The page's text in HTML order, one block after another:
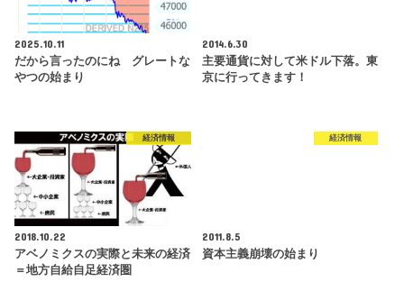
2025.10.11
だから言ったのにね グレートな
やつの始まり
2014.6.30
主要通貨に対して米ドル下落。東
京に行ってきます！
経済情報
2018.10.22
アベノミクスの実際と未来の経済
＝地方自給自足経済圏
経済情報
2011.8.5
資本主義崩壊の始まり